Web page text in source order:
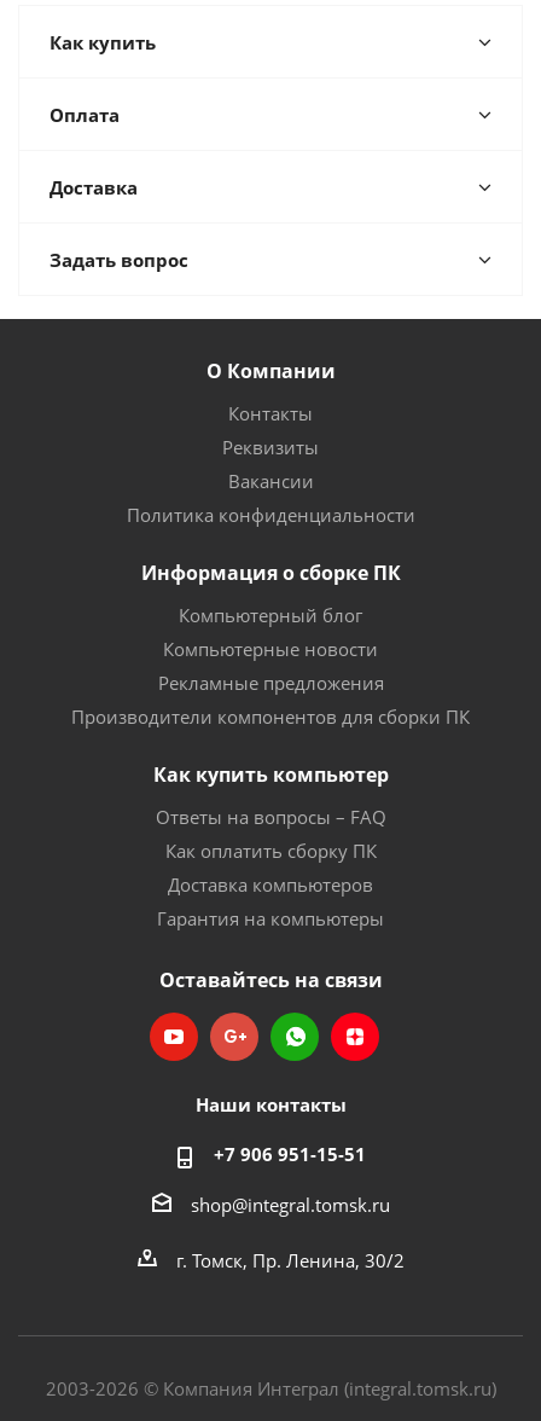
Как купить
Оплата
Доставка
Задать вопрос
О Компании
Контакты
Реквизиты
Вакансии
Политика конфиденциальности
Информация о сборке ПК
Компьютерный блог
Компьютерные новости
Рекламные предложения
Производители компонентов для сборки ПК
Как купить компьютер
Ответы на вопросы – FAQ
Как оплатить сборку ПК
Доставка компьютеров
Гарантия на компьютеры
Оставайтесь на связи
Наши контакты
+7 906 951-15-51
shop@integral.tomsk.ru
г. Томск, Пр. Ленина, 30/2
2003-2026 © Компания Интеграл (integral.tomsk.ru)